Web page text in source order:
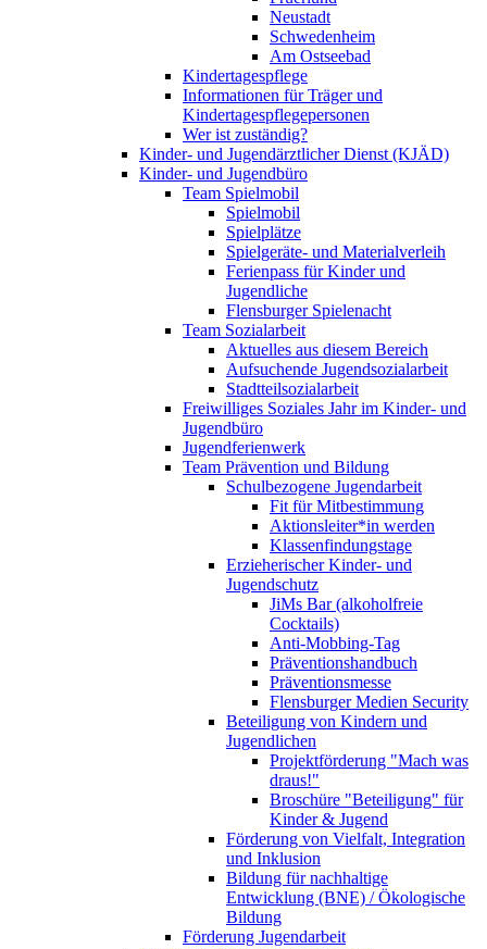
Neustadt
Schwedenheim
Am Ostseebad
Kindertagespflege
Informationen für Träger und
Kindertagespflegepersonen
Wer ist zuständig?
Kinder- und Jugendärztlicher Dienst (KJÄD)
Kinder- und Jugendbüro
Team Spielmobil
Spielmobil
Spielplätze
Spielgeräte- und Materialverleih
Ferienpass für Kinder und
Jugendliche
Flensburger Spielenacht
Team Sozialarbeit
Aktuelles aus diesem Bereich
Aufsuchende Jugendsozialarbeit
Stadtteilsozialarbeit
Freiwilliges Soziales Jahr im Kinder- und
Jugendbüro
Jugendferienwerk
Team Prävention und Bildung
Schulbezogene Jugendarbeit
Fit für Mitbestimmung
Aktionsleiter*in werden
Klassenfindungstage
Erzieherischer Kinder- und
Jugendschutz
JiMs Bar (alkoholfreie
Cocktails)
Anti-Mobbing-Tag
Präventionshandbuch
Präventionsmesse
Flensburger Medien Security
Beteiligung von Kindern und
Jugendlichen
Projektförderung "Mach was
draus!"
Broschüre "Beteiligung" für
Kinder & Jugend
Förderung von Vielfalt, Integration
und Inklusion
Bildung für nachhaltige
Entwicklung (BNE) / Ökologische
Bildung
Förderung Jugendarbeit